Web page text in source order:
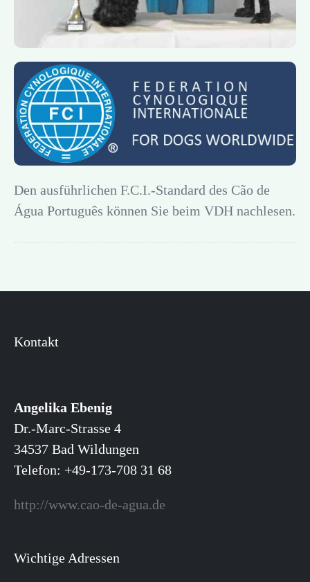
Den ausführlichen F.C.I.-Standard des Cão de
Água Português können Sie beim VDH nachlesen.
Kontakt
Angelika Ebenig
Dr.-Marc-Strasse 4
34537 Bad Wildungen
Telefon: +49-173-708 31 68
http://www.cao-de-agua.de
Wichtige Adressen